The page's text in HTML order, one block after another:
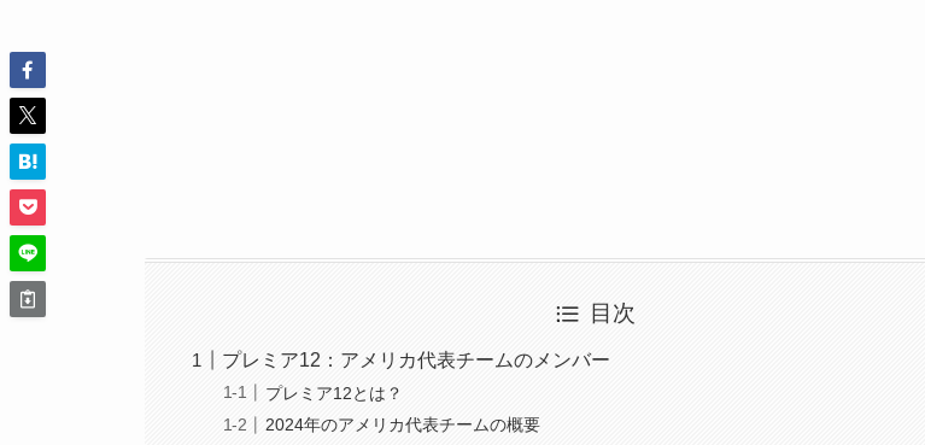
目次
プレミア12：アメリカ代表チームのメンバー
プレミア12とは？
2024年のアメリカ代表チームの概要